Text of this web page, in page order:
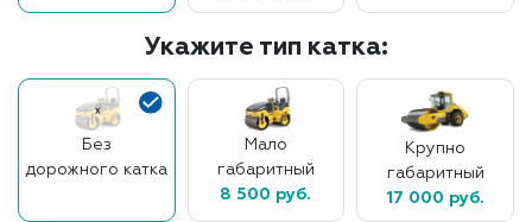
Укажите тип катка:
Без
дорожного катка
Мало
габаритный
8 500 руб.
Крупно
габаритный
17 000 руб.